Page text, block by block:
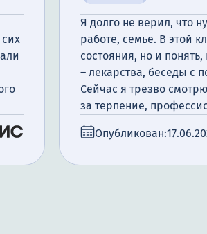
Я долго не верил, что
работе, семье. В этой
состояния, но и
– лекарства, беседы с
Сейчас я трезво
за терпение,
Опубликован: